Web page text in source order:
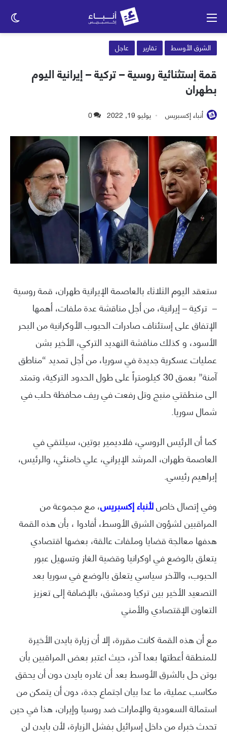
الشرق الأوسط تقارير عاجل
قمة إستثنائية روسية – تركية – إيرانية اليوم
بطهران
أنباء إكسبريس يوليو 19, 2022 0
ستعقد اليوم الثلاثاء بالعاصمة الإيرانية طهران، قمة روسية
– تركية – إيرانية، من أجل مناقشة عدة ملفات، أهمها
الإتفاق على إستئناف صادرات الحبوب الأوكرانية من البحر
الأسود، و كذلك مناقشة التهديد التركي، الأخير بشن
عمليات عسكرية جديدة في سوريا، من أجل تمديد “مناطق
آمنة” بعمق 30 كيلومتراً على طول الحدود التركية، وتمتد
الى منطقتي منبج وتل رفعت في ريف محافظة حلب في
شمال سوريا.
كما أن الرئيس الروسي، فلاديمير بوتين، سيلتقي في
العاصمة طهران، المرشد الإيراني، علي خامنئي، والرئيس،
إبراهيم رئيسي.
وفي إتصال خاصلأنباء إكسبريس، مع مجموعة من
المراقبين لشؤون الشرق الأوسط، أفادوا ، بأن هذه القمة
هدفها معالجة قضايا وملفات عالقة، بعضها اقتصادي
يتعلق بالوضع في اوكرانيا وقضية الغاز وتسهيل عبور
الحبوب، والآخر سياسي يتعلق بالوضع في سوريا بعد
التصعيد الأخير بين تركيا ودمشق، بالإضافة إلى تعزيز
التعاون الإقتصادي والأمني
مع أن هذه القمة كانت مقررة، إلا أن زيارة بايدن الأخيرة
للمنطقة أعطتها بعدا آخر، حيث اعتبر بعض المراقبين بأن
بوتن حل بالشرق الأوسط بعد أن غادره بايدن دون أن يحقق
مكاسب عملية، ما عدا بيان اجتماع جدة، دون أن يتمكن من
استمالة السعودية والإمارات ضد روسيا وإيران، هذا في حين
تحدث خبراء من داخل إسرائيل بفشل الزيارة، لأن بايدن لن